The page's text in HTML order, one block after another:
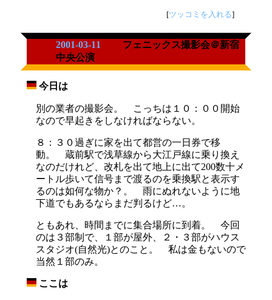
[ツッコミを入れる]
2001-03-11
フェニックス撮影会＠新宿
中央公演
今日は
別の業者の撮影会。 こっちは１０：００開始
なので早起きをしなければならない。
８：３０過ぎに家を出て都営の一日券で移
動。 蔵前駅で浅草線から大江戸線に乗り換え
なのだけれど、改札を出て地上に出て200数十メ
ートル歩いて信号まで渡るのを乗換駅と表示す
るのは如何な物か？。 雨にぬれないように地
下道でもあるならまだ判るけど…。
ともあれ、時間までに集合場所に到着。 今回
のは３部制で、１部が屋外、２・３部がハウス
スタジオ(自然光)とのこと。 私は金もないので
当然１部のみ。
ここは